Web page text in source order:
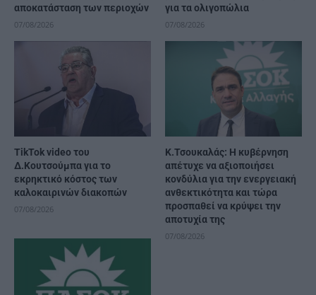
αποκατάσταση των περιοχών
07/08/2026
για τα ολιγοπώλια
07/08/2026
TikTok video του
Δ.Κουτσούμπα για το
εκρηκτικό κόστος των
καλοκαιρινών διακοπών
07/08/2026
Κ.Τσουκαλάς: Η κυβέρνηση
απέτυχε να αξιοποιήσει
κονδύλια για την ενεργειακή
ανθεκτικότητα και τώρα
προσπαθεί να κρύψει την
αποτυχία της
07/08/2026